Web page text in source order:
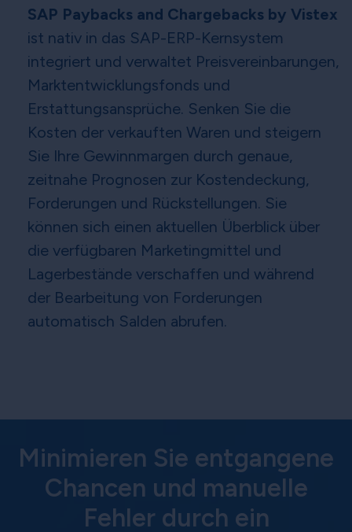
SAP Paybacks and Chargebacks by Vistex
ist nativ in das SAP-ERP-Kernsystem
integriert und verwaltet Preisvereinbarungen,
Marktentwicklungsfonds und
Erstattungsansprüche. Senken Sie die
Kosten der verkauften Waren und steigern
Sie Ihre Gewinnmargen durch genaue,
zeitnahe Prognosen zur Kostendeckung,
Forderungen und Rückstellungen. Sie
können sich einen aktuellen Überblick über
die verfügbaren Marketingmittel und
Lagerbestände verschaffen und während
der Bearbeitung von Forderungen
automatisch Salden abrufen.
Minimieren Sie entgangene
Chancen und manuelle
Fehler durch ein